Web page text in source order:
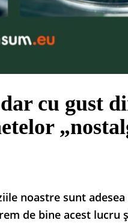
cu gust
noastre sunt
de bine acest lucru